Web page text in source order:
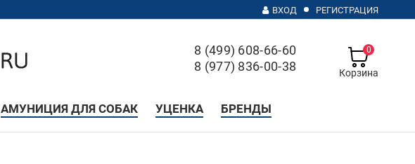
ВХОД РЕГИСТРАЦИЯ
8 (499) 608-66-60
8 (977) 836-00-38
Корзина
0
АМУНИЦИЯ ДЛЯ СОБАК УЦЕНКА БРЕНДЫ